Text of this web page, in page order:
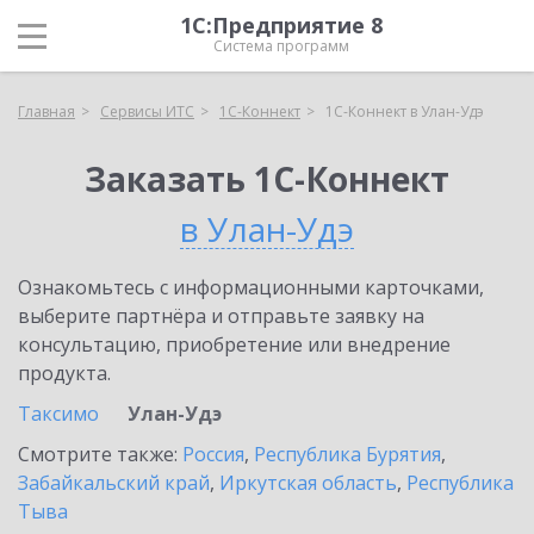
1С:Предприятие 8
Система программ
Главная Сервисы ИТС 1С-Коннект 1С-Коннект в Улан-Удэ
Заказать 1С-Коннект
в Улан-Удэ
Ознакомьтесь с информационными карточками,
выберите партнёра и отправьте заявку на
консультацию, приобретение или внедрение
продукта.
Таксимо
Улан-Удэ
Смотрите также: Россия, Республика Бурятия,
Забайкальский край, Иркутская область, Республика
Тыва